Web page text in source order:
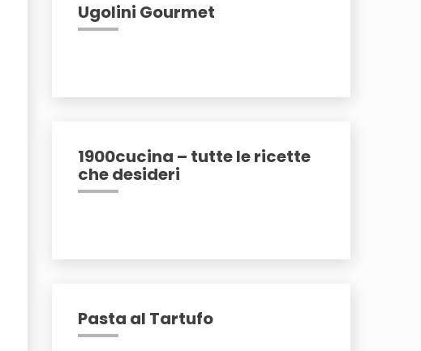
Ugolini Gourmet
1900cucina – tutte le ricette
che desideri
Pasta al Tartufo